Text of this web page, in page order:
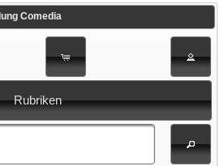
Comedia
Rubriken